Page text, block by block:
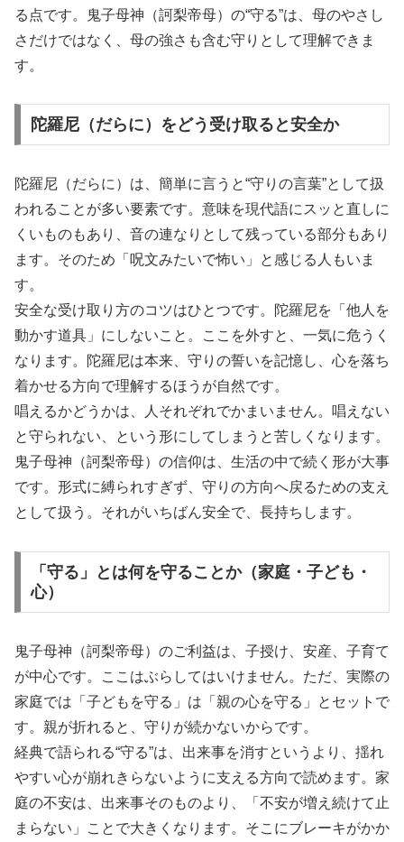
る点です。鬼子母神（訶梨帝母）の“守る”は、母のやさし
さだけではなく、母の強さも含む守りとして理解できま
す。
陀羅尼（だらに）をどう受け取ると安全か
陀羅尼（だらに）は、簡単に言うと“守りの言葉”として扱
われることが多い要素です。意味を現代語にスッと直しに
くいものもあり、音の連なりとして残っている部分もあり
ます。そのため「呪文みたいで怖い」と感じる人もいま
す。
安全な受け取り方のコツはひとつです。陀羅尼を「他人を
動かす道具」にしないこと。ここを外すと、一気に危うく
なります。陀羅尼は本来、守りの誓いを記憶し、心を落ち
着かせる方向で理解するほうが自然です。
唱えるかどうかは、人それぞれでかまいません。唱えない
と守られない、という形にしてしまうと苦しくなります。
鬼子母神（訶梨帝母）の信仰は、生活の中で続く形が大事
です。形式に縛られすぎず、守りの方向へ戻るための支え
として扱う。それがいちばん安全で、長持ちします。
「守る」とは何を守ることか（家庭・子ども・
心）
鬼子母神（訶梨帝母）のご利益は、子授け、安産、子育て
が中心です。ここはぶらしてはいけません。ただ、実際の
家庭では「子どもを守る」は「親の心を守る」とセットで
す。親が折れると、守りが続かないからです。
経典で語られる“守る”は、出来事を消すというより、揺れ
やすい心が崩れきらないように支える方向で読めます。家
庭の不安は、出来事そのものより、「不安が増え続けて止
まらない」ことで大きくなります。そこにブレーキがかか